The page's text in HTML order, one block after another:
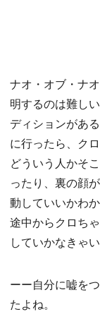
ナオ・オブ・ナ
明するのは難し
ディションがあ
に行ったら、ク
どういう人かそ
ったり、裏の顔
動していいかわ
途中からクロち
していかなきゃ
ーー自分に嘘を
たよね。